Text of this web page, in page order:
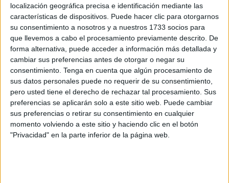
localización geográfica precisa e identificación mediante las
características de dispositivos. Puede hacer clic para otorgarnos
su consentimiento a nosotros y a nuestros 1733 socios para
que llevemos a cabo el procesamiento previamente descrito. De
forma alternativa, puede acceder a información más detallada y
cambiar sus preferencias antes de otorgar o negar su
consentimiento. Tenga en cuenta que algún procesamiento de
sus datos personales puede no requerir de su consentimiento,
pero usted tiene el derecho de rechazar tal procesamiento. Sus
preferencias se aplicarán solo a este sitio web. Puede cambiar
sus preferencias o retirar su consentimiento en cualquier
momento volviendo a este sitio y haciendo clic en el botón
"Privacidad" en la parte inferior de la página web.
1. En un recipiente, mezcla el salvado, la leche en polvo,
las 2 claras, la canela y el cacao.
2. Vierte la preparación en una placa para horno
forrada en papel manteca y cocina durante 10 minutos
aproximadamente. Debe quedar una galleta fina y
crocante. No repares en la forma, ya que después se
triturará.